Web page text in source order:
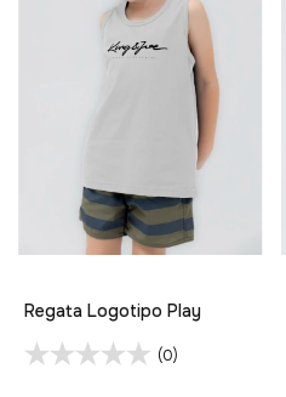
Regata Logotipo Play
(0)